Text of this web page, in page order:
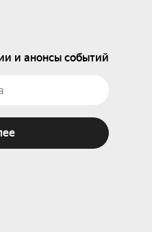
и анонсы событий